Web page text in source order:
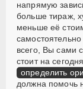
напрямую
больше тираж,
меньше её
всего, Вы сами
стоит на
определить
должна помочь